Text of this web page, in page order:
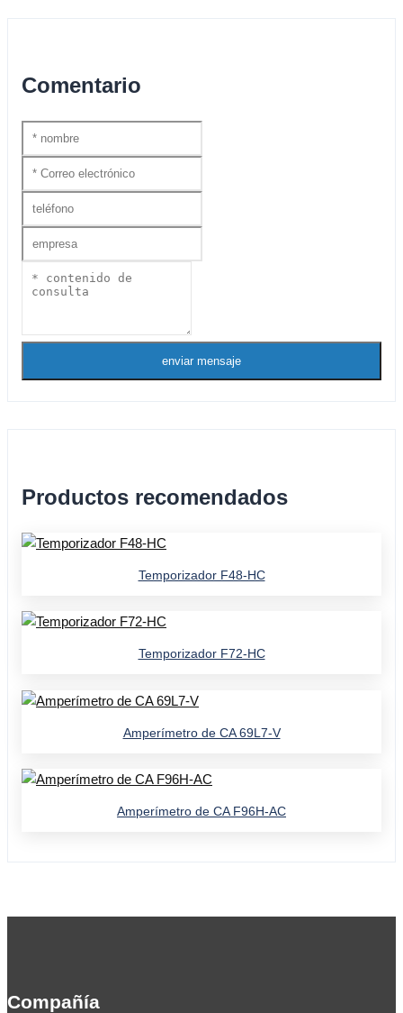
Comentario
enviar mensaje
Productos recomendados
Temporizador F48-HC
Temporizador F72-HC
Amperímetro de CA 69L7-V
Amperímetro de CA F96H-AC
Compañía